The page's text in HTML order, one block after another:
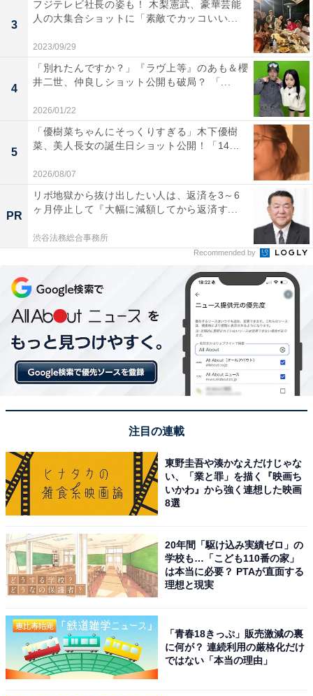
3
フジテレビ社長の姿も！ 木梨憲武、豪華芸能
人の大集合ショットに「素敵でカッコいい...
2023/09/29
4
「別れたんですか？」『ラヴ上等』のあも＆櫻
井二世、仲良しショット公開も破局？ 「...
2026/01/22
5
「優樹菜ちゃんにそっくりすぎる」木下優樹
菜、美人長女の誕生日ショット公開！「14...
2026/08/07
PR
リボ地獄から抜け出したい人は、返済を3～6
ヶ月停止して『大幅に減額してから返済す...
渋谷法務総合事務所
Recommended by
注目の連載
東野圭吾や湊かなえだけじゃな
い、「業と罪」を描く『映画ち
いかわ』から強く連想した映画
8選
20年間「駆け込み実績ゼロ」の
学校も…「こども110番の家」
は本当に必要？ PTAが直面する
理想と現実
「青春18きっぷ」販売激減の裏
に何が？ 連続利用の厳格化だけ
ではない「本当の理由」